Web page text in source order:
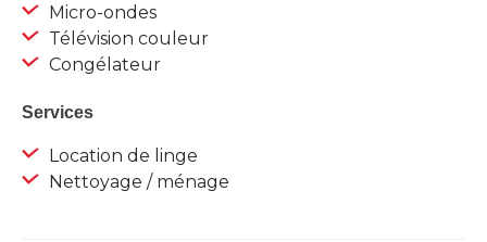
Micro-ondes
Télévision couleur
Congélateur
Services
Location de linge
Nettoyage / ménage